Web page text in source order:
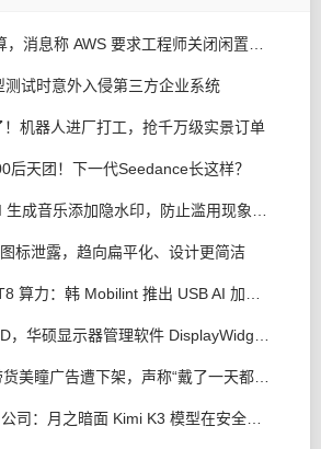
测试时意外入侵第三方企业系统
机器人进厂打工，抢千万级实景订单
后天团！下一代Seedance长这样？
标泄露，趋向扁平化、设计更简洁